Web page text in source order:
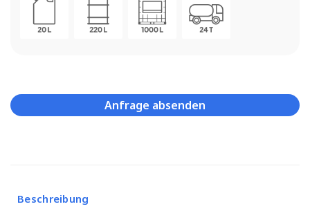
Anfrage absenden
Beschreibung